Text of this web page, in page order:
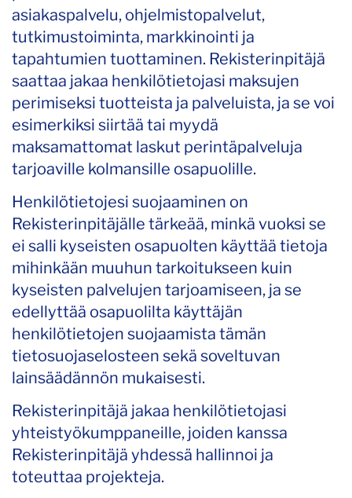
asiakaspalvelu, ohjelmistopalvelut,
tutkimustoiminta, markkinointi ja
tapahtumien tuottaminen. Rekisterinpitäjä
saattaa jakaa henkilötietojasi maksujen
perimiseksi tuotteista ja palveluista, ja se voi
esimerkiksi siirtää tai myydä
maksamattomat laskut perintäpalveluja
tarjoaville kolmansille osapuolille.
Henkilötietojesi suojaaminen on
Rekisterinpitäjälle tärkeää, minkä vuoksi se
ei salli kyseisten osapuolten käyttää tietoja
mihinkään muuhun tarkoitukseen kuin
kyseisten palvelujen tarjoamiseen, ja se
edellyttää osapuolilta käyttäjän
henkilötietojen suojaamista tämän
tietosuojaselosteen sekä soveltuvan
lainsäädännön mukaisesti.
Rekisterinpitäjä jakaa henkilötietojasi
yhteistyökumppaneille, joiden kanssa
Rekisterinpitäjä yhdessä hallinnoi ja
toteuttaa projekteja.